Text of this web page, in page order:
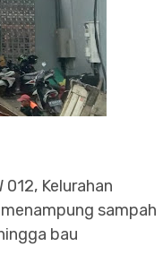
Kelurahan
sampah
bau